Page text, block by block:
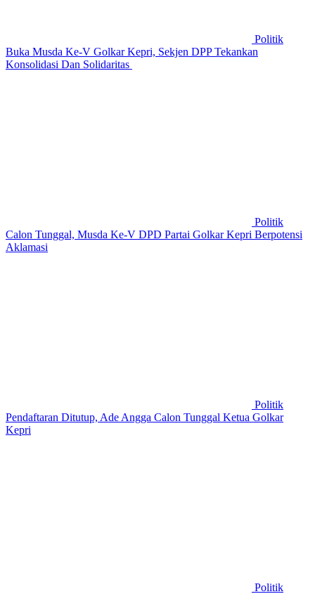
Politik
Buka Musda Ke-V Golkar Kepri, Sekjen DPP Tekankan
Konsolidasi Dan Solidaritas
Politik
Calon Tunggal, Musda Ke-V DPD Partai Golkar Kepri Berpotensi
Aklamasi
Politik
Pendaftaran Ditutup, Ade Angga Calon Tunggal Ketua Golkar
Kepri
Politik